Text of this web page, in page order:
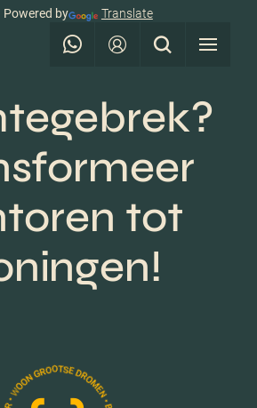
Powered by Translate
tot